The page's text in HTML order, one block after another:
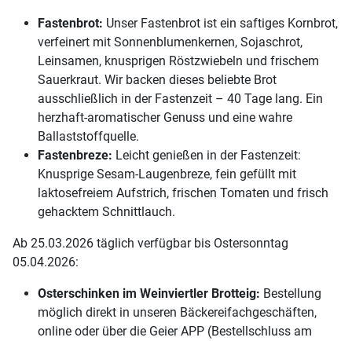
Fastenbrot: Unser Fastenbrot ist ein saftiges Kornbrot,
verfeinert mit Sonnenblumenkernen, Sojaschrot,
Leinsamen, knusprigen Röstzwiebeln und frischem
Sauerkraut. Wir backen dieses beliebte Brot
ausschließlich in der Fastenzeit – 40 Tage lang. Ein
herzhaft-aromatischer Genuss und eine wahre
Ballaststoffquelle.
Fastenbreze: Leicht genießen in der Fastenzeit:
Knusprige Sesam-Laugenbreze, fein gefüllt mit
laktosefreiem Aufstrich, frischen Tomaten und frisch
gehacktem Schnittlauch.
Ab 25.03.2026 täglich verfügbar bis Ostersonntag
05.04.2026:
Osterschinken im Weinviertler Brotteig: Bestellung
möglich direkt in unseren Bäckereifachgeschäften,
online oder über die Geier APP (Bestellschluss am